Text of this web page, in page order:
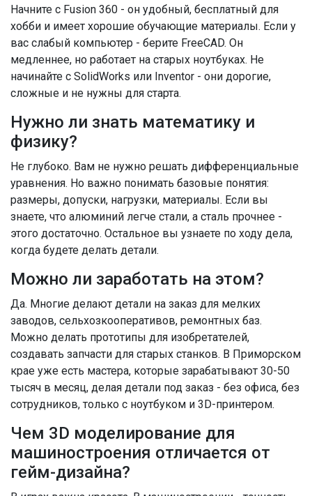
Начните с Fusion 360 - он удобный, бесплатный для
хобби и имеет хорошие обучающие материалы. Если у
вас слабый компьютер - берите FreeCAD. Он
медленнее, но работает на старых ноутбуках. Не
начинайте с SolidWorks или Inventor - они дорогие,
сложные и не нужны для старта.
Нужно ли знать математику и
физику?
Не глубоко. Вам не нужно решать дифференциальные
уравнения. Но важно понимать базовые понятия:
размеры, допуски, нагрузки, материалы. Если вы
знаете, что алюминий легче стали, а сталь прочнее -
этого достаточно. Остальное вы узнаете по ходу дела,
когда будете делать детали.
Можно ли заработать на этом?
Да. Многие делают детали на заказ для мелких
заводов, сельхозкооперативов, ремонтных баз.
Можно делать прототипы для изобретателей,
создавать запчасти для старых станков. В Приморском
крае уже есть мастера, которые зарабатывают 30-50
тысяч в месяц, делая детали под заказ - без офиса, без
сотрудников, только с ноутбуком и 3D-принтером.
Чем 3D моделирование для
машиностроения отличается от
гейм-дизайна?